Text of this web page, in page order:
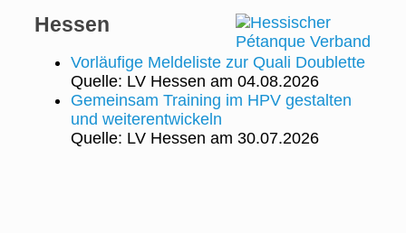
Hessen
Vorläufige Meldeliste zur Quali Doublette
Quelle: LV Hessen am 04.08.2026
Gemeinsam Training im HPV gestalten
und weiterentwickeln
Quelle: LV Hessen am 30.07.2026